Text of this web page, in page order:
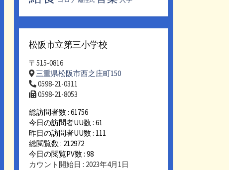
松阪市立第三小学校
〒515-0816
三重県松阪市西之庄町150
0598-21-0311
0598-21-8053
総訪問者数 : 61756
今日の訪問者UU数 : 61
昨日の訪問者UU数 : 111
総閲覧数 : 212972
今日の閲覧PV数 : 98
カウント開始日 : 2023年4月1日